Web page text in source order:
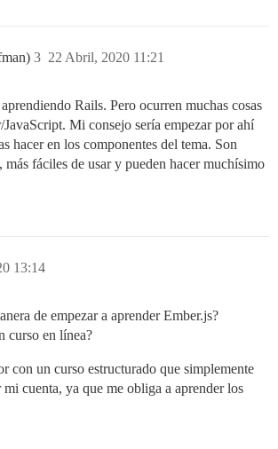
22 Abril, 2020 11:21
3
Rails. Pero ocurren muchas cosas
Mi consejo sería empezar por ahí
hacer en los componentes del tema. Son
más fáciles de usar y pueden hacer muchísimo
13:14
de empezar a aprender Ember.js?
curso en línea?
con un curso estructurado que simplemente
cuenta, ya que me obliga a aprender los